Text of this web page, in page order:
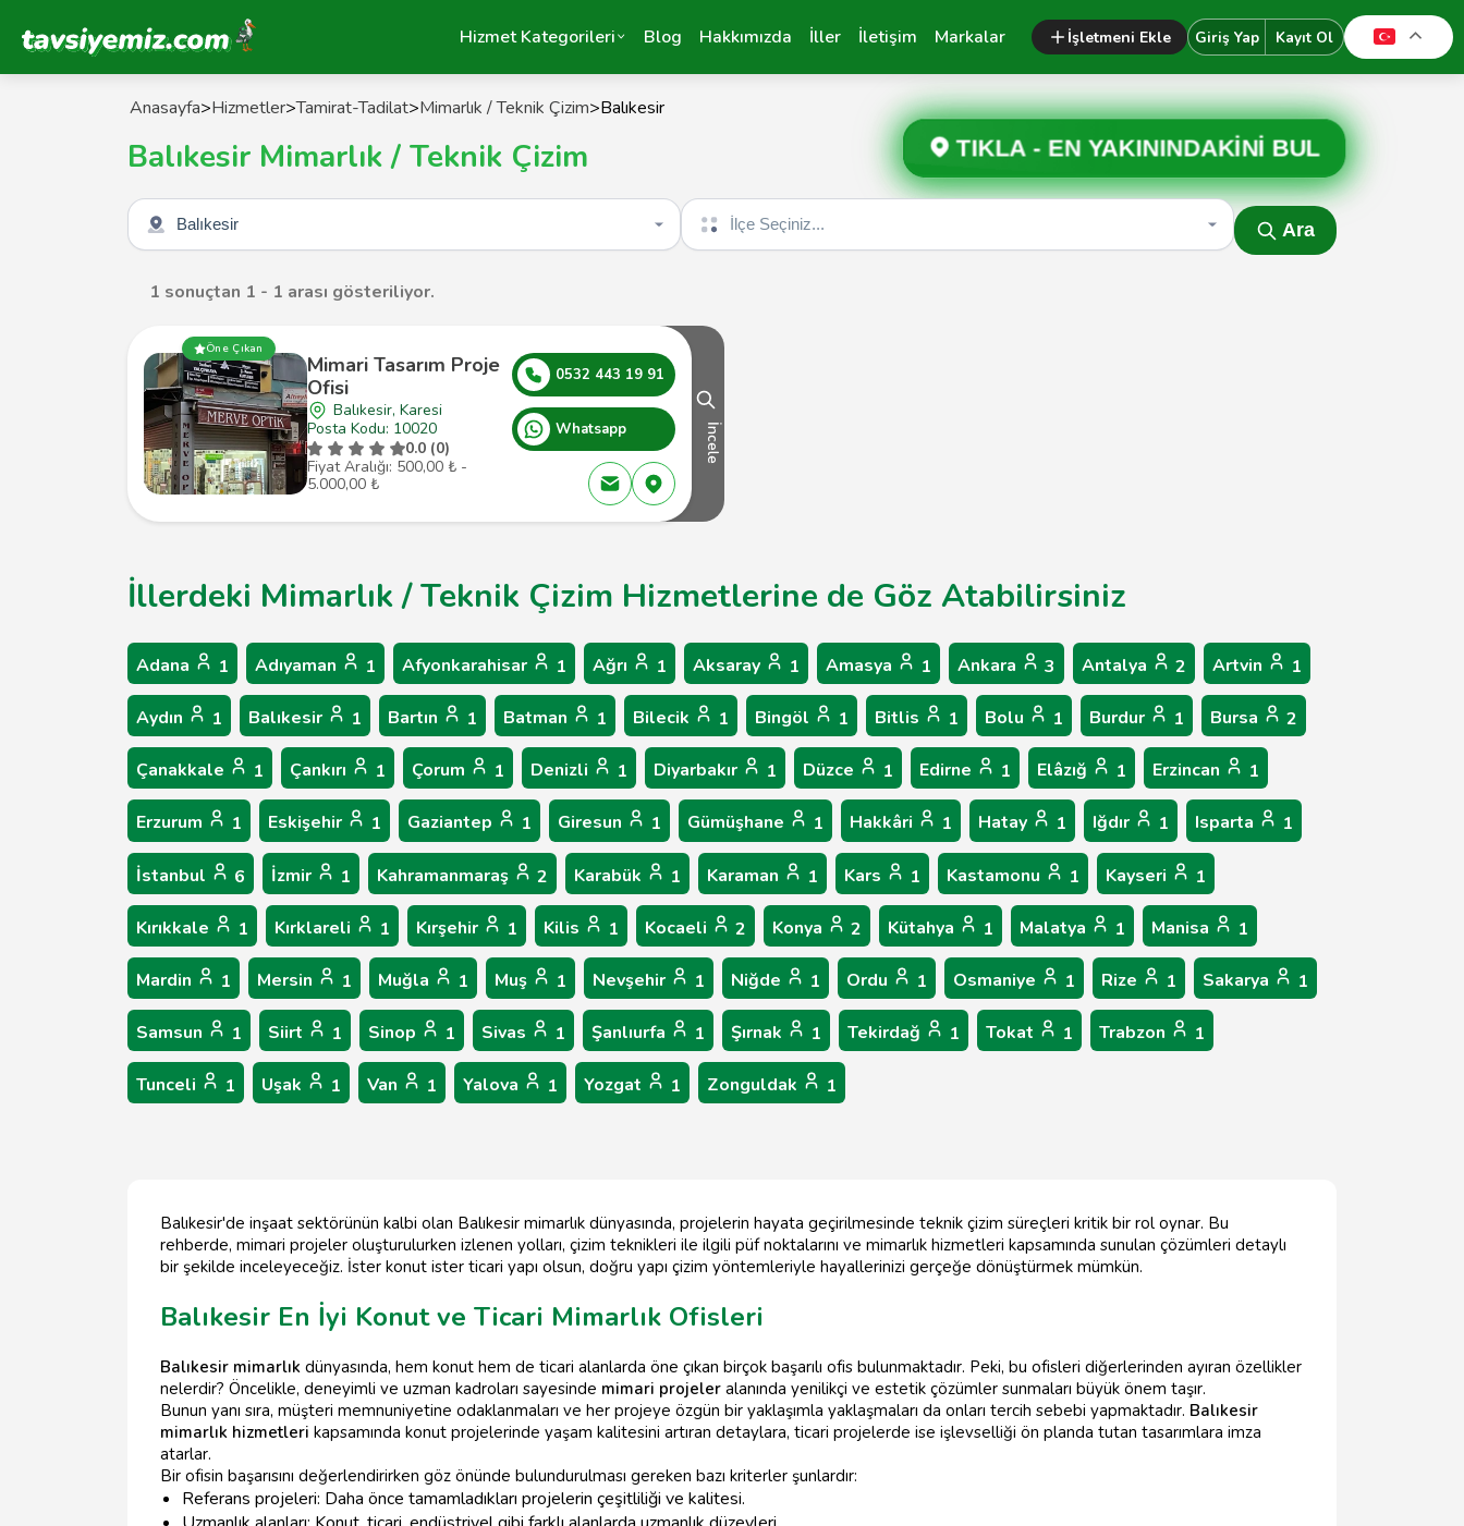
Tavsiyemiz Anasayfa Hizmet Kategorileri Blog Hakkımızda İller İletişim Markalar İşletmeni Ekle Giriş Yap Kayıt Ol
Anasayfa>Hizmetler>Tamirat-Tadilat>Mimarlık / Teknik Çizim>Balıkesir
Balıkesir Mimarlık / Teknik Çizim TIKLA - EN YAKININDAKİNİ BUL
Şehir seçin İlçe seçin
Ara
1 sonuçtan 1 - 1 arası gösteriliyor.
Öne Çıkan
Mimari Tasarım Proje
Ofisi
Balıkesir, Karesi
Posta Kodu: 10020
0.0 (0)
Fiyat Aralığı: 500,00 ₺ -
5.000,00 ₺
0532 443 19 91
Whatsapp İncele
İllerdeki Mimarlık / Teknik Çizim Hizmetlerine de Göz Atabilirsiniz
Adana 1 Adıyaman 1 Afyonkarahisar 1 Ağrı 1 Aksaray 1 Amasya 1 Ankara 3 Antalya 2 Artvin 1
Aydın 1 Balıkesir 1 Bartın 1 Batman 1 Bilecik 1 Bingöl 1 Bitlis 1 Bolu 1 Burdur 1 Bursa 2
Çanakkale 1 Çankırı 1 Çorum 1 Denizli 1 Diyarbakır 1 Düzce 1 Edirne 1 Elâzığ 1 Erzincan 1
Erzurum 1 Eskişehir 1 Gaziantep 1 Giresun 1 Gümüşhane 1 Hakkâri 1 Hatay 1 Iğdır 1 Isparta 1
İstanbul 6 İzmir 1 Kahramanmaraş 2 Karabük 1 Karaman 1 Kars 1 Kastamonu 1 Kayseri 1
Kırıkkale 1 Kırklareli 1 Kırşehir 1 Kilis 1 Kocaeli 2 Konya 2 Kütahya 1 Malatya 1 Manisa 1
Mardin 1 Mersin 1 Muğla 1 Muş 1 Nevşehir 1 Niğde 1 Ordu 1 Osmaniye 1 Rize 1 Sakarya 1
Samsun 1 Siirt 1 Sinop 1 Sivas 1 Şanlıurfa 1 Şırnak 1 Tekirdağ 1 Tokat 1 Trabzon 1
Tunceli 1 Uşak 1 Van 1 Yalova 1 Yozgat 1 Zonguldak 1
Balıkesir'de inşaat sektörünün kalbi olan Balıkesir mimarlık dünyasında, projelerin hayata geçirilmesinde teknik çizim süreçleri kritik bir rol oynar. Bu
rehberde, mimari projeler oluşturulurken izlenen yolları, çizim teknikleri ile ilgili püf noktalarını ve mimarlık hizmetleri kapsamında sunulan çözümleri detaylı
bir şekilde inceleyeceğiz. İster konut ister ticari yapı olsun, doğru yapı çizim yöntemleriyle hayallerinizi gerçeğe dönüştürmek mümkün.
Balıkesir En İyi Konut ve Ticari Mimarlık Ofisleri
Balıkesir mimarlık dünyasında, hem konut hem de ticari alanlarda öne çıkan birçok başarılı ofis bulunmaktadır. Peki, bu ofisleri diğerlerinden ayıran özellikler
nelerdir? Öncelikle, deneyimli ve uzman kadroları sayesinde mimari projeler alanında yenilikçi ve estetik çözümler sunmaları büyük önem taşır.
Bunun yanı sıra, müşteri memnuniyetine odaklanmaları ve her projeye özgün bir yaklaşımla yaklaşmaları da onları tercih sebebi yapmaktadır. Balıkesir
mimarlık hizmetleri kapsamında konut projelerinde yaşam kalitesini artıran detaylara, ticari projelerde ise işlevselliği ön planda tutan tasarımlara imza
atarlar.
Bir ofisin başarısını değerlendirirken göz önünde bulundurulması gereken bazı kriterler şunlardır:
Referans projeleri: Daha önce tamamladıkları projelerin çeşitliliği ve kalitesi.